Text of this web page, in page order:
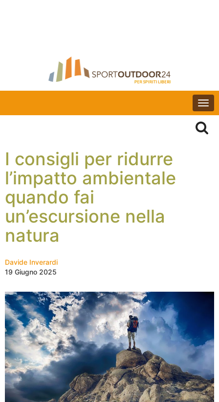
I consigli per ridurre
l’impatto ambientale
quando fai
un’escursione nella
natura
Davide Inverardi
19 Giugno 2025